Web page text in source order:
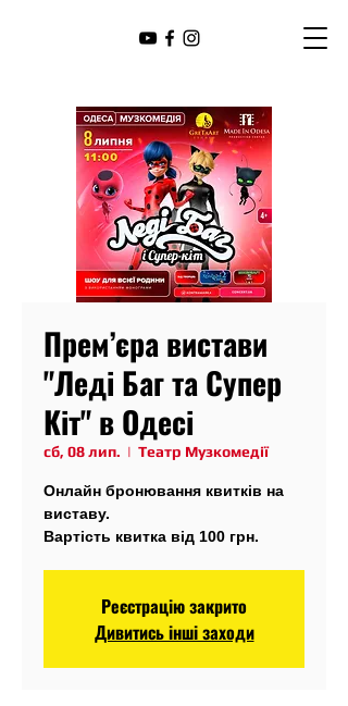
Прем’єра вистави
"Леді Баг та Супер
Кіт" в Одесі
сб, 08 лип.
  |
Театр Музкомедії
Онлайн бронювання квитків на
виставу.
Вартість квитка від 100 грн.
Реєстрацію закрито
Дивитись інші заходи